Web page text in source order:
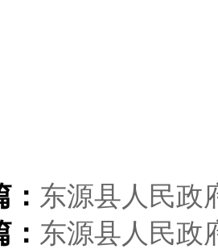
东源县人民政
东源县人民政